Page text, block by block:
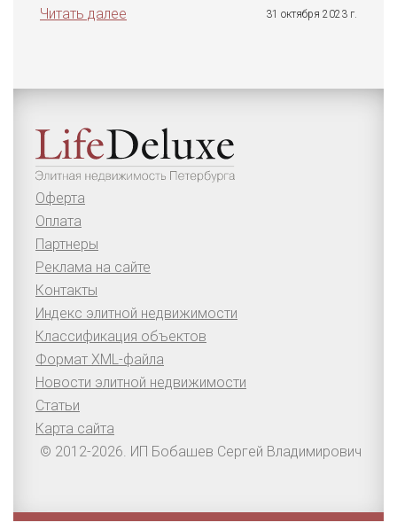
Читать далее
31 октября 2023 г.
Оферта
Оплата
Партнеры
Реклама на сайте
Контакты
Индекс элитной недвижимости
Классификация объектов
Формат XML-файла
Новости элитной недвижимости
Статьи
Карта сайта
© 2012-2026. ИП Бобашев Сергей Владимирович